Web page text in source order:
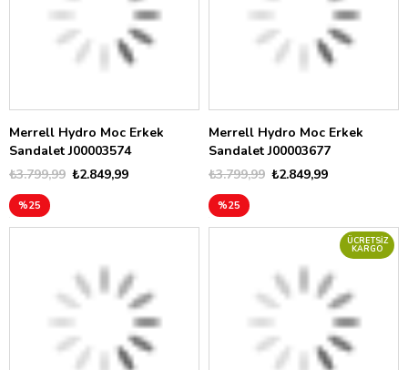
Merrell Hydro Moc Erkek
Sandalet J00003574
₺2.849,99
₺3.799,99
%25
Merrell Hydro Moc Erkek
Sandalet J00003677
₺2.849,99
₺3.799,99
%25
ÜCRETSIZ
KARGO